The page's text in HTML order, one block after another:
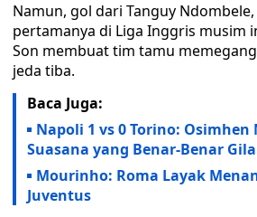
Namun, gol dari Tanguy
pertamanya di Liga Inggris musim
Son membuat tim tamu
jeda tiba.
Baca Juga:
Napoli 1 vs 0 Torino: Osimhen
Suasana yang Benar-Benar Gila
Mourinho: Roma Layak
Juventus